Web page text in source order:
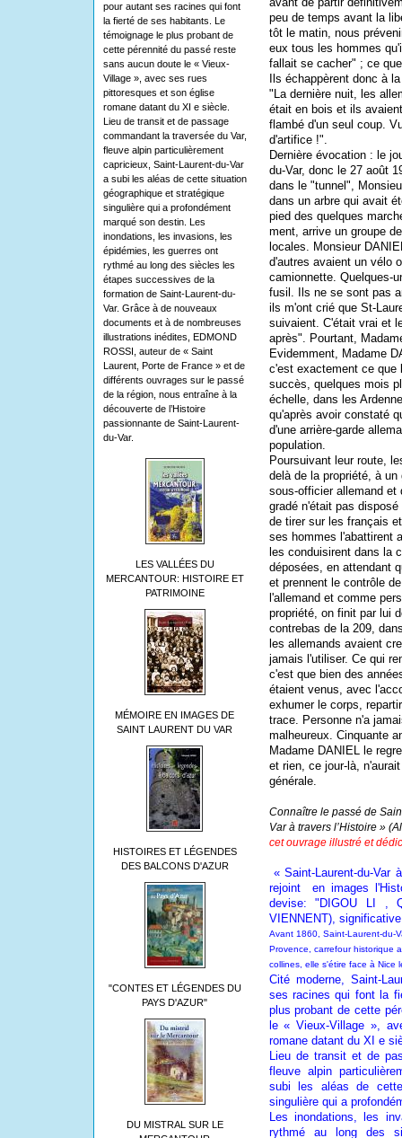
pour autant ses racines qui font
la fierté de ses habitants. Le
témoignage le plus probant de
cette pérennité du passé reste
sans aucun doute le « Vieux-
Village », avec ses rues
pittoresques et son église
romane datant du XI e siècle.
Lieu de transit et de passage
commandant la traversée du Var,
fleuve alpin particulièrement
capricieux, Saint-Laurent-du-Var
a subi les aléas de cette situation
géographique et stratégique
singulière qui a profondément
marqué son destin. Les
inondations, les invasions, les
épidémies, les guerres ont
rythmé au long des siècles les
étapes successives de la
formation de Saint-Laurent-du-
Var. Grâce à de nouveaux
documents et à de nombreuses
illustrations inédites, EDMOND
ROSSI, auteur de « Saint
Laurent, Porte de France » et de
différents ouvrages sur le passé
de la région, nous entraîne à la
découverte de l’Histoire
passionnante de Saint-Laurent-
du-Var.
LES VALLÉES DU
MERCANTOUR: HISTOIRE ET
PATRIMOINE
MÉMOIRE EN IMAGES DE
SAINT LAURENT DU VAR
HISTOIRES ET LÉGENDES
DES BALCONS D'AZUR
"CONTES ET LÉGENDES DU
PAYS D'AZUR"
DU MISTRAL SUR LE
peu de temps avant la
tôt le matin, nous
eux tous les hommes
fallait se cacher" ; ce
Ils échappèrent donc à
"La dernière nuit, les
était en bois et ils
flambé d'un seul coup.
d'artifice !".
Dernière évocation : le
du-Var, donc le 27 août
dans le "tunnel",
dans un arbre qui avait
pied des quelques
ment, arrive un groupe
locales. Monsieur
d'autres avaient un vélo
camionnette. Quelques-
fusil. Ils ne se sont pas
ils m'ont crié que St-
suivaient. C'était vrai et
après". Pourtant,
Evidemment, Madame
c'est exactement ce que
succès, quelques mois
échelle, dans les
qu'après avoir constaté
d'une arrière-garde
population.
Poursuivant leur route,
delà de la propriété, à
sous-officier allemand et
gradé n'était pas
de tirer sur les français
ses hommes l'abattirent
les conduisirent dans la
déposées, en attendant
et prennent le contrôle
l'allemand et comme
propriété, on finit par lui
contrebas de la 209,
les allemands avaient
jamais l'utiliser. Ce qui
c'est que bien des
étaient venus, avec
exhumer le corps,
trace. Personne n'a
malheu­reux. Cinquante
Madame DANIEL le
et rien, ce jour-là,
géné­rale.
Connaître le passé de
Var à travers l’Histoire »
cet ouvrage illustré et
« Saint-Laurent-du-Var
rejoint
en images
devise: "DIGOU LI ,
VIENNENT),
Avant 1860, Saint-Laurent-du-
Provence, carrefour historique
collines, elle s'étire face à Nice
Cité moderne, Saint-
ses racines qui font la
plus probant de cette
le « Vieux-Village »,
romane datant du XI e
Lieu de transit et de
fleuve alpin
subi les aléas de
singulière qui a
Les inondations, les
rythmé au long des